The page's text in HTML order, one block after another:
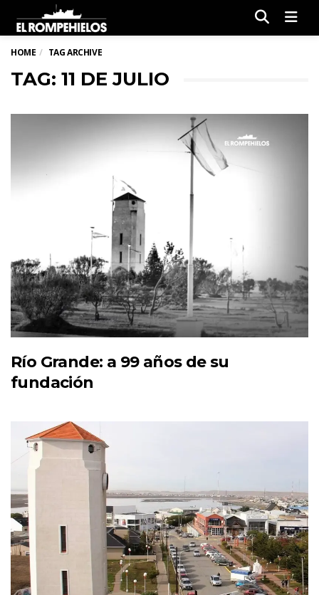
HOME TAG ARCHIVE
TAG: 11 DE JULIO
Río Grande: a 99 años de su
fundación